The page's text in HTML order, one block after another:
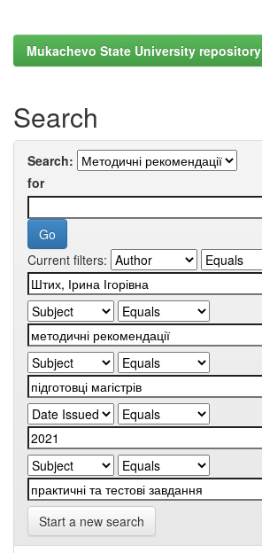
Mukachevo State University repository
Search
Search:
for
Current filters:
Start a new search